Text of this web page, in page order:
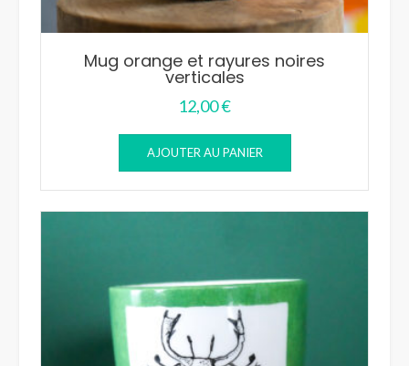
Mug orange et rayures noires
verticales
12,00€
AJOUTER AU PANIER